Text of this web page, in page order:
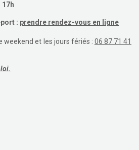
17h
: prendre rendez-vous en ligne
weekend et les jours fériés : 06 87 71 41